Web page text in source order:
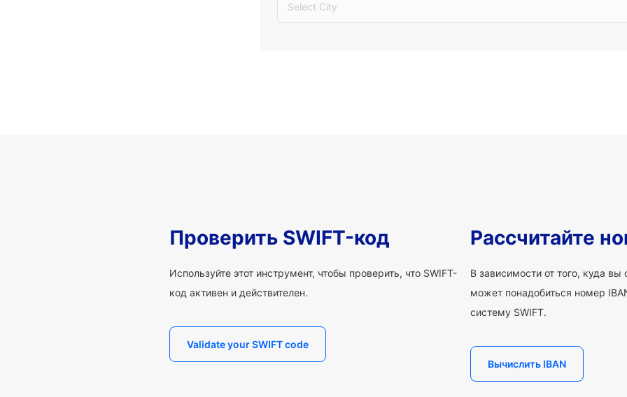
Select City
Проверить SWIFT-код
Используйте этот инструмент, чтобы проверить, что SWIFT-
код активен и действителен.
Validate your SWIFT code
Рассчитайте
В зависимости от того, куда вы
может понадобиться номер
систему SWIFT.
Вычислить IBAN